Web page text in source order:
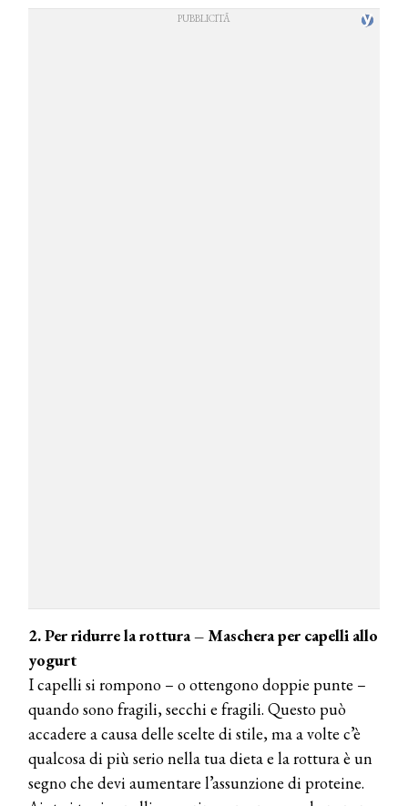
2. Per ridurre la rottura – Maschera per capelli allo
yogurt
I capelli si rompono – o ottengono doppie punte –
quando sono fragili, secchi e fragili. Questo può
accadere a causa delle scelte di stile, ma a volte c’è
qualcosa di più serio nella tua dieta e la rottura è un
segno che devi aumentare l’assunzione di proteine.